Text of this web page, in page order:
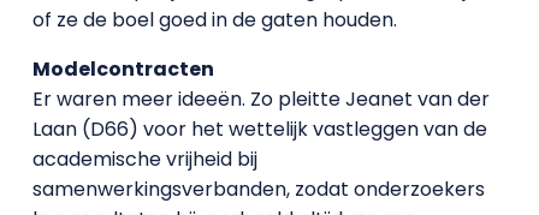
of ze de boel goed in de gaten houden.
Modelcontracten
Er waren meer ideeën. Zo pleitte Jeanet van der
Laan (D66) voor het wettelijk vastleggen van de
academische vrijheid bij
samenwerkingsverbanden, zodat onderzoekers